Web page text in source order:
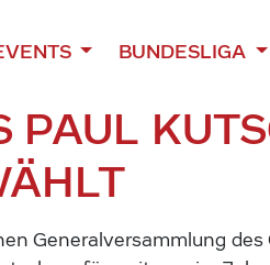
BUNDESLIGA
PAUL
Generalversammlung des